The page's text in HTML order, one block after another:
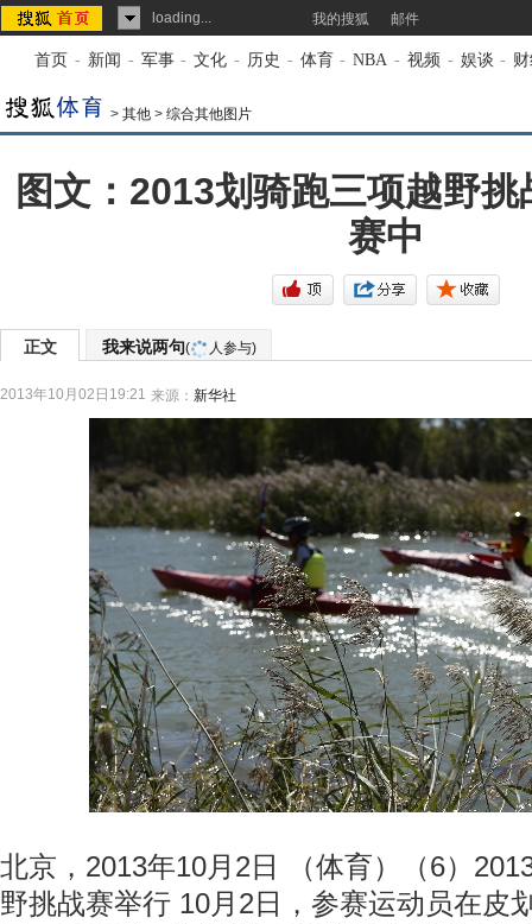
loading... 我的搜狐 邮件
首页 - 新闻 - 军事 - 文化 - 历史 - 体育 - NBA - 视频 - 娱谈 -
> 其他 > 综合其他图片
图文：2013划骑跑三项越野
赛中
正文 我来说两句( 人参与)
2013年10月02日19:21 来源： 新华社
北京，2013年10月2日 （体育）（6）
野挑战赛举行 10月2日，参赛运动员在皮